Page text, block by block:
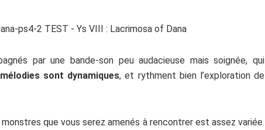
par une bande-son peu audacieuse mais soignée, qui
sont dynamiques, et rythment bien l’exploration de
que vous serez amenés à rencontrer est assez variée.